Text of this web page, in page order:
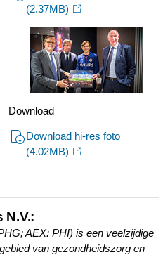
(2.37MB)
Download
Download hi-res foto
(4.02MB)
AEX: PHI) is een veelzijdige
van gezondheidszorg en